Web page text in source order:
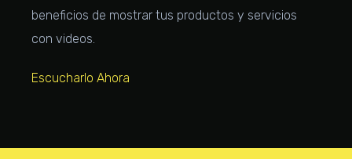
beneficios de mostrar tus productos y servicios
con videos.
Escucharlo Ahora